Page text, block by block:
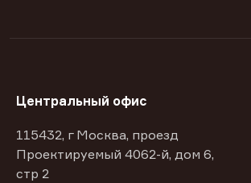
Центральный офис
115432, г Москва, проезд
Проектируемый 4062-й, дом 6,
стр 2